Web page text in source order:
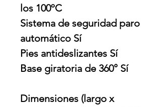
los 100ºC
Sistema de seguridad paro
automático Sí
Pies antideslizantes Sí
Base giratoria de 360° Sí
Dimensiones (largo x